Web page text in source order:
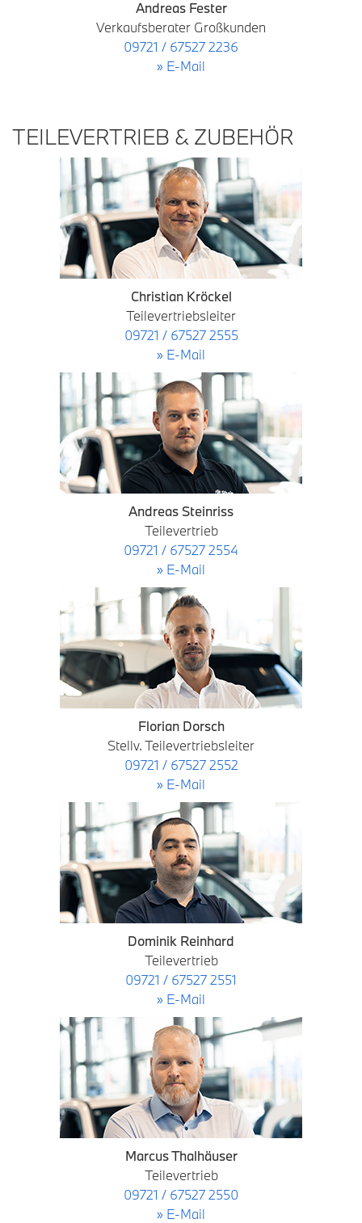
Andreas Fester
Verkaufsberater Großkunden
09721 / 67527 2236
» E-Mail
TEILEVERTRIEB & ZUBEHÖR
Christian Kröckel
Teilevertriebsleiter
09721 / 67527 2555
» E-Mail
Andreas Steinriss
Teilevertrieb
09721 / 67527 2554
» E-Mail
Florian Dorsch
Stellv. Teilevertriebsleiter
09721 / 67527 2552
» E-Mail
Dominik Reinhard
Teilevertrieb
09721 / 67527 2551
» E-Mail
Marcus Thalhäuser
Teilevertrieb
09721 / 67527 2550
» E-Mail